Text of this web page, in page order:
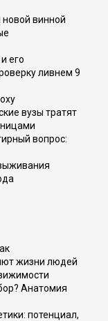
винной
его
ливнем 9
вузы тратят
вопрос:
жизни людей
Анатомия
потенциал,